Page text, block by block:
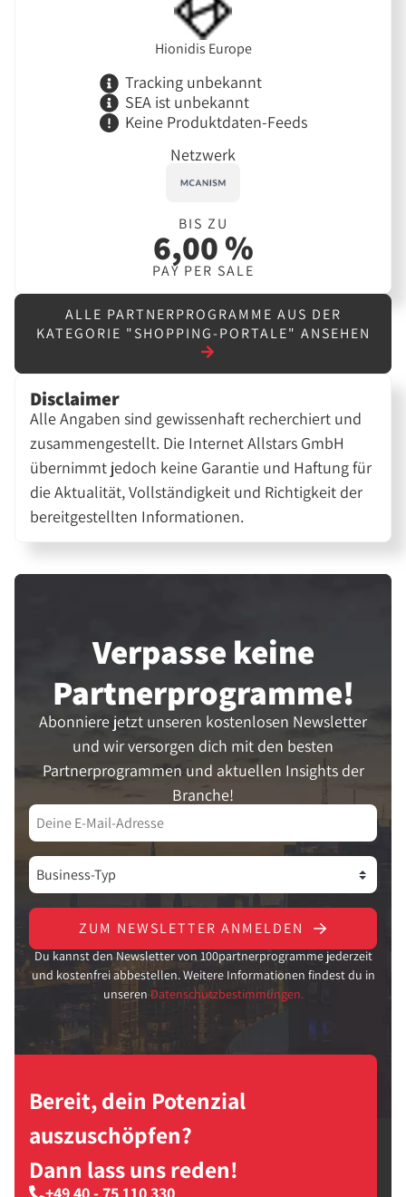
Hionidis Europe
Tracking unbekannt
SEA ist unbekannt
Keine Produktdaten-Feeds
Netzwerk
BIS ZU
6,00 %
PAY PER SALE
ALLE PARTNERPROGRAMME AUS DER
KATEGORIE "SHOPPING-PORTALE" ANSEHEN
Disclaimer
Alle Angaben sind gewissenhaft recherchiert und
zusammengestellt. Die Internet Allstars GmbH
übernimmt jedoch keine Garantie und Haftung für
die Aktualität, Vollständigkeit und Richtigkeit der
bereitgestellten Informationen.
Verpasse keine
Partner­programme!
Abonniere jetzt unseren kostenlosen Newsletter
und wir versorgen dich mit den besten
Partnerprogrammen und aktuellen Insights der
Branche!
ZUM NEWSLETTER ANMELDEN
Du kannst den Newsletter von 100partnerprogramme jederzeit
und kostenfrei abbestellen. Weitere Informationen findest du in
unseren Datenschutzbestimmungen.
Bereit, dein Potenzial
auszuschöpfen?
Dann lass uns reden!
+49 40 - 75 110 330